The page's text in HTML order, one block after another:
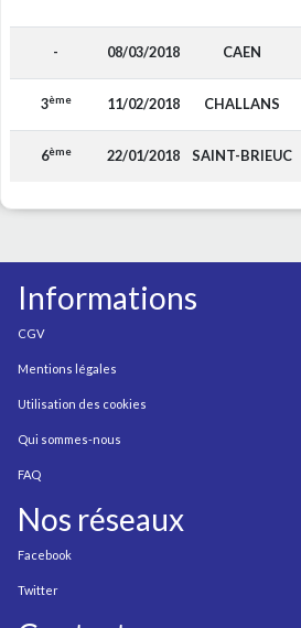
- 08/03/2018 CAEN
3ème 11/02/2018 CHALLANS
6ème 22/01/2018 SAINT-BRIEUC
Informations
CGV
Mentions légales
Utilisation des cookies
Qui sommes-nous
FAQ
Nos réseaux
Facebook
Twitter